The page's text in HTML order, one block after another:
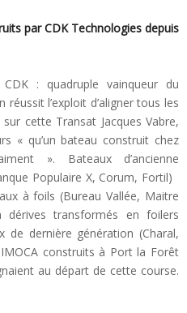
par CDK Technologies depuis
: quadruple vainqueur du
l’exploit d’aligner tous les
cette Transat Jacques Vabre,
« qu’un bateau construit chez
». Bateaux d’ancienne
Populaire X, Corum, Fortil)
à foils (Bureau Vallée, Maitre
dérives transformés en foilers
de dernière génération (Charal,
construits à Port la Forêt
au départ de cette course.